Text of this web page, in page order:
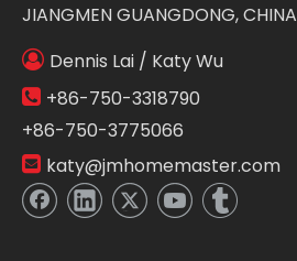
JIANGMEN GUANGDONG, CHINA
 Dennis Lai / Katy Wu
 +86-750-3318790
+86-750-3775066
 katy@jmhomemaster.com